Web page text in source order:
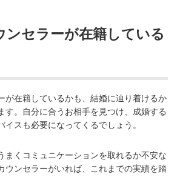
ンセラーが在籍している
が在籍しているかも、結婚に辿り着けるか
す。自分に合うお相手を見つけ、成婚する
イスも必要になってくるでしょう。
まくコミュニケーションを取れるか不安な
ウンセラーがいれば、これまでの実績を踏